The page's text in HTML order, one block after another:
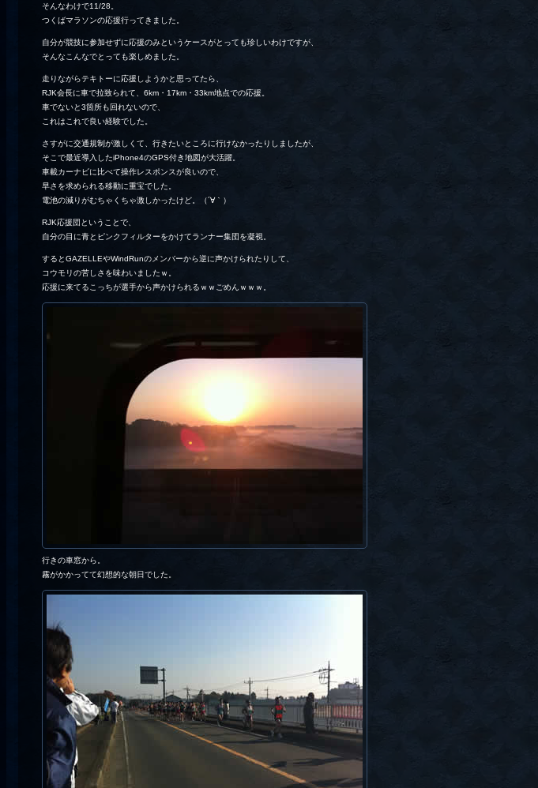
そんなわけで11/28。
つくばマラソンの応援行ってきました。
自分が競技に参加せずに応援のみというケースがとっても珍しいわけですが、
そんなこんなでとっても楽しめました。
走りながらテキトーに応援しようかと思ってたら、
RJK会長に車で拉致られて、6km・17km・33km地点での応援。
車でないと3箇所も回れないので、
これはこれで良い経験でした。
さすがに交通規制が激しくて、行きたいところに行けなかったりしましたが、
そこで最近導入したiPhone4のGPS付き地図が大活躍。
車載カーナビに比べて操作レスポンスが良いので、
早さを求められる移動に重宝でした。
電池の減りがむちゃくちゃ激しかったけど。（´∀｀）
RJK応援団ということで、
自分の目に青とピンクフィルターをかけてランナー集団を凝視。
するとGAZELLEやWindRunのメンバーから逆に声かけられたりして、
コウモリの苦しさを味わいましたｗ。
応援に来てるこっちが選手から声かけられるｗｗごめんｗｗｗ。
行きの車窓から。
霧がかかってて幻想的な朝日でした。